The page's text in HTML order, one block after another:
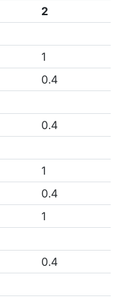
2
1
0.4
0.4
1
0.4
1
0.4